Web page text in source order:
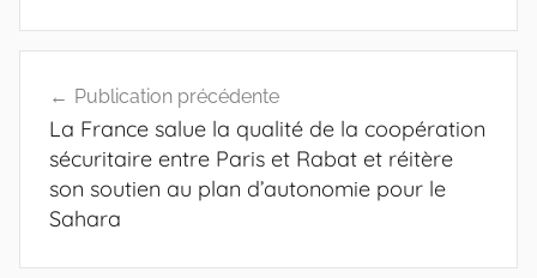
de
l’article
Publication précédente
La France salue la qualité de la coopération
sécuritaire entre Paris et Rabat et réitère
son soutien au plan d’autonomie pour le
Sahara